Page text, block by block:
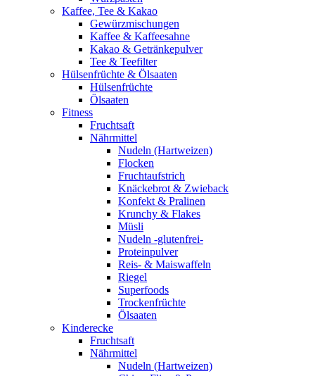
Kaffee, Tee & Kakao
Gewürzmischungen
Kaffee & Kaffeesahne
Kakao & Getränkepulver
Tee & Teefilter
Hülsenfrüchte & Ölsaaten
Hülsenfrüchte
Ölsaaten
Fitness
Fruchtsaft
Nährmittel
Nudeln (Hartweizen)
Flocken
Fruchtaufstrich
Knäckebrot & Zwieback
Konfekt & Pralinen
Krunchy & Flakes
Müsli
Nudeln -glutenfrei-
Proteinpulver
Reis- & Maiswaffeln
Riegel
Superfoods
Trockenfrüchte
Ölsaaten
Kinderecke
Fruchtsaft
Nährmittel
Nudeln (Hartweizen)